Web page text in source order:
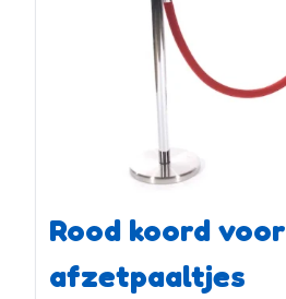
Rood koord voor
afzetpaaltjes